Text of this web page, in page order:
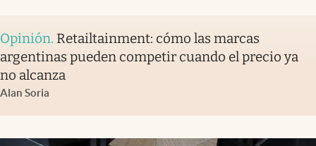
Opinión. Retailtainment: cómo las marcas
argentinas pueden competir cuando el precio ya
no alcanza
Alan Soria